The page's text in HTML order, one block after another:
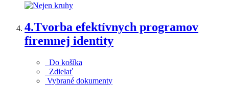
4.Tvorba efektívnych programov
firemnej identity
Do košíka
Zdielať
Vybrané dokumenty